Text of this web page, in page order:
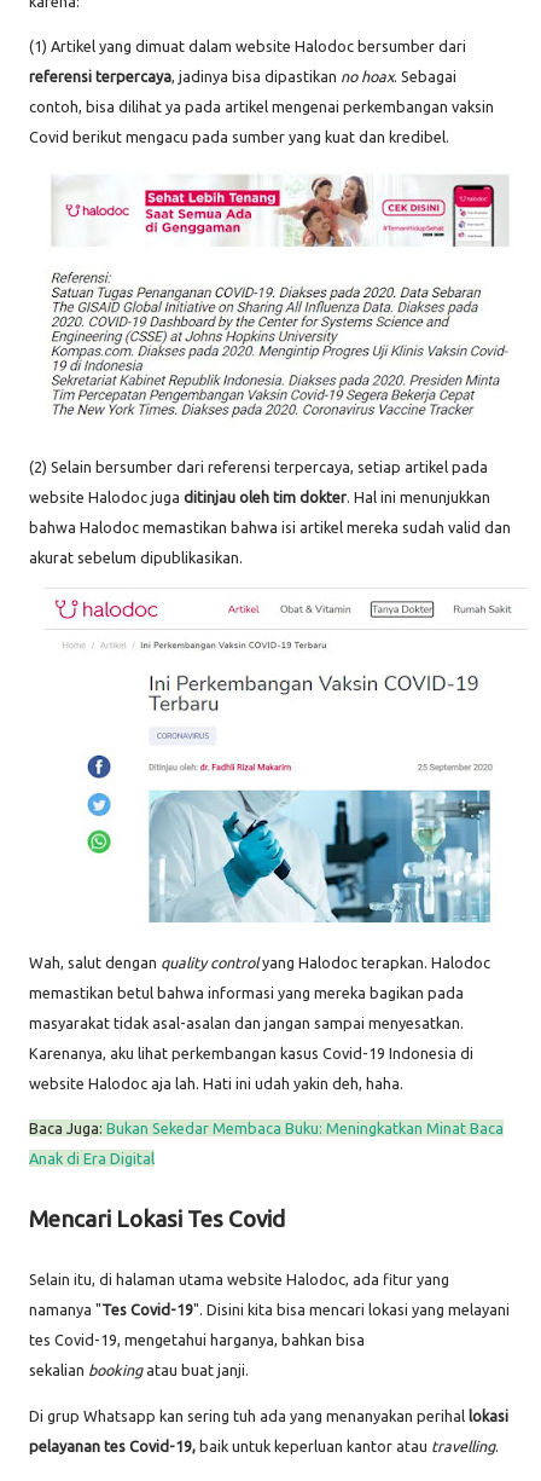
(1) Artikel yang dimuat dalam website Halodoc bersumber dari
referensi terpercaya, jadinya bisa dipastikan no hoax. Sebagai
contoh, bisa dilihat ya pada artikel mengenai perkembangan vaksin
Covid berikut mengacu pada sumber yang kuat dan kredibel.
(2) Selain bersumber dari referensi terpercaya, setiap artikel pada
website Halodoc juga ditinjau oleh tim dokter . Hal ini menunjukkan
bahwa Halodoc memastikan bahwa isi artikel mereka sudah valid dan
akurat sebelum dipublikasikan.
Wah, salut dengan quality controlyang Halodoc terapkan. Halodoc
memastikan betul bahwa informasi yang mereka bagikan pada
masyarakat tidak asal-asalan dan jangan sampai menyesatkan.
Karenanya, aku lihat perkembangan kasus Covid-19 Indonesia di
website Halodoc aja lah. Hati ini udah yakin deh, haha.
Baca Juga: Bukan Sekedar Membaca Buku: Meningkatkan Minat Baca
Anak di Era Digital
Mencari Lokasi Tes Covid
Selain itu, di halaman utama website Halodoc, ada fitur yang
namanya "Tes Covid-19". Disini kita bisa mencari lokasi yang melayani
tes Covid-19, mengetahui harganya, bahkan bisa
sekalian bookingatau buat janji.
Di grup Whatsapp kan sering tuh ada yang menanyakan perihal lokasi
pelayanan tes Covid-19, baik untuk keperluan kantor atau travelling.